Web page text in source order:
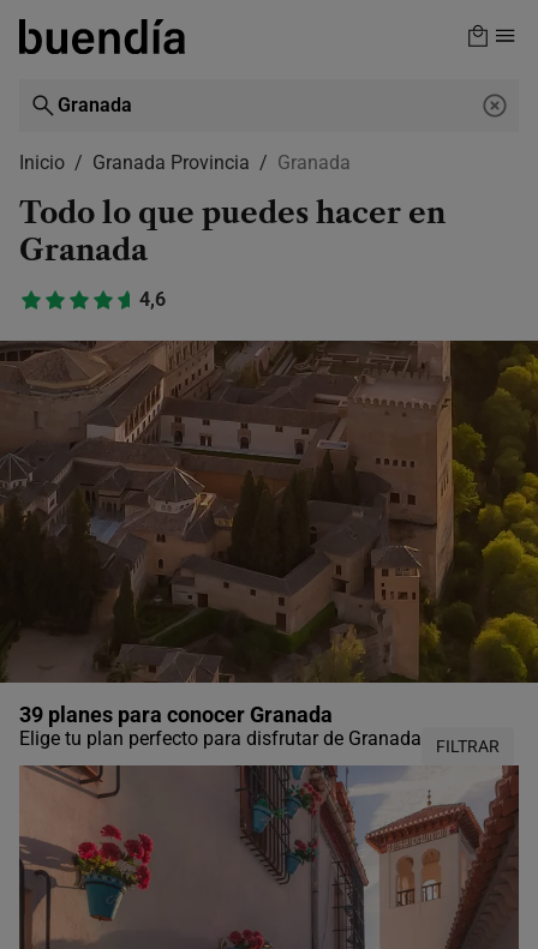
Skip
content
Inicio Granada Provincia Granada
Todo lo que puedes hacer en
Granada
4,6
39 planes para conocer Granada
Elige tu plan perfecto para disfrutar de Granada FILTRAR